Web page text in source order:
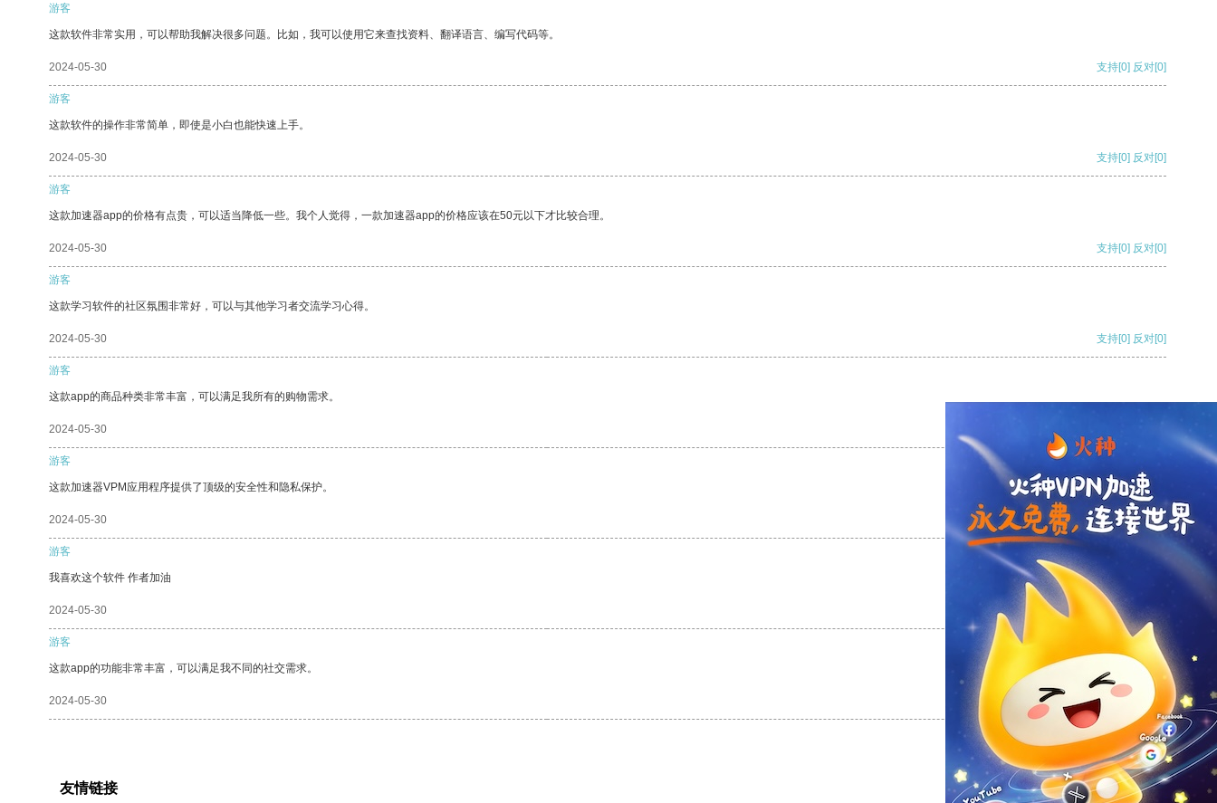
游客
这款软件非常实用，可以帮助我解决很多问题。比如，我可以使用它来查找资料、翻译语言、编写代码等。
2024-05-30 支持[0] 反对[0]
游客
这款软件的操作非常简单，即使是小白也能快速上手。
2024-05-30 支持[0] 反对[0]
游客
这款加速器app的价格有点贵，可以适当降低一些。我个人觉得，一款加速器app的价格应该在50元以下才比较合理。
2024-05-30 支持[0] 反对[0]
游客
这款学习软件的社区氛围非常好，可以与其他学习者交流学习心得。
2024-05-30 支持[0] 反对[0]
游客
这款app的商品种类非常丰富，可以满足我所有的购物需求。
2024-05-30
游客
这款加速器VPM应用程序提供了顶级的安全性和隐私保护。
2024-05-30 支持 [0] 反对[0]
游客
我喜欢这个软件 作者加油
2024-05-30 支持[0] 反对
游客
这款app的功能非常丰富，可以满足我不同的社交需求。
2024-05-30 支持[0] 反对[0]
友情链接